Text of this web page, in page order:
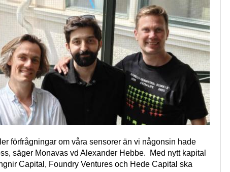
förfrågningar om våra sensorer än vi någonsin hade
säger Monavas vd Alexander Hebbe. Med nytt kapital
Capital, Foundry Ventures och Hede Capital ska